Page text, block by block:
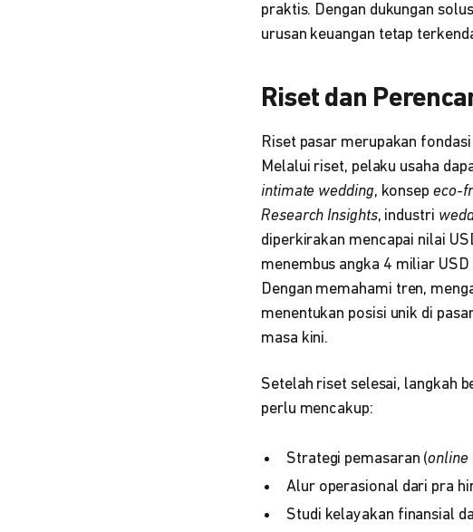
praktis. Dengan dukungan
urusan keuangan tetap
Riset dan
Riset pasar merupakan
Melalui riset, pelaku usaha
intimate wedding, konsepeco-
Research Insights, industri
diperkirakan mencapai nilai
menembus angka 4 miliar
Dengan memahami tren,
menentukan posisi unik di
masa kini.
Setelah riset selesai, langkah
perlu mencakup:
Strategi pemasaran (online
Alur operasional dari pra
Studi kelayakan finansial